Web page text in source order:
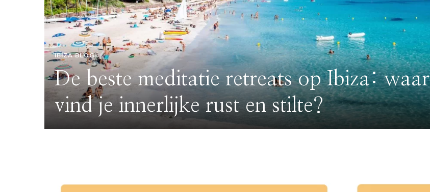
IBIZA BLOG
De beste meditatie retreats op Ibiza: waar
vind je innerlijke rust en stilte?